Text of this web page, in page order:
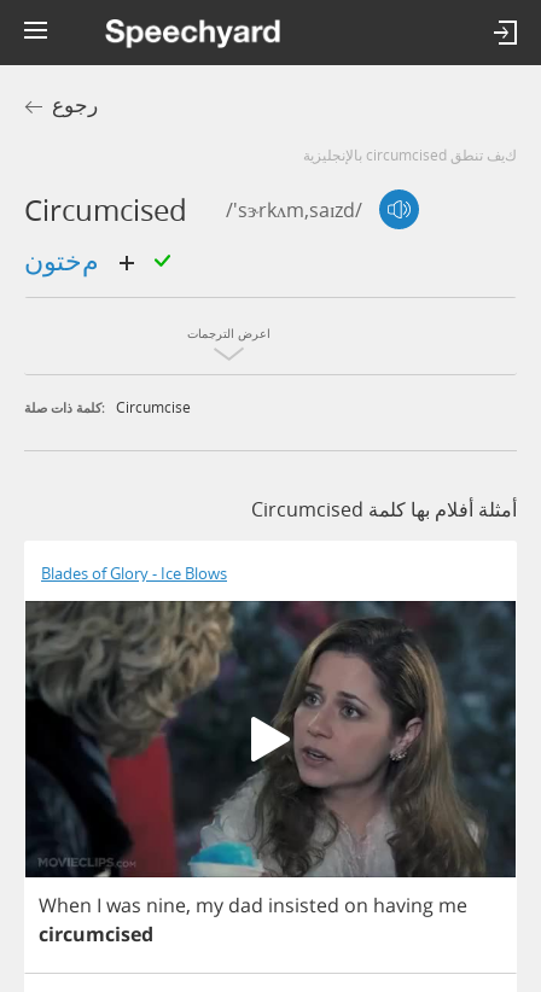
رجوع
كيف تنطق circumcised بالإنجليزية
Circumcised /'sɝrkʌm,saɪzd/
اعرض الترجمات
كلمة ذات صلة: Circumcise
أمثلة أفلام بها كلمة Circumcised
Blades of Glory - Ice Blows
When I was nine, my dad insisted on having me
circumcised